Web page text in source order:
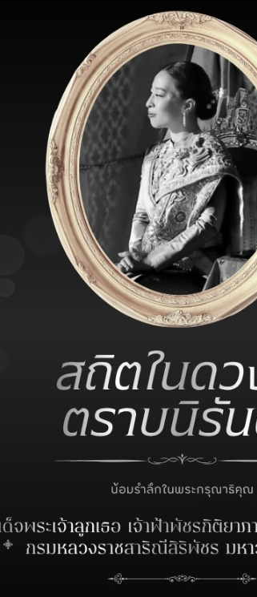
ใช้ชีวิตของผู้คนเปลี่ยนแปลงไปสู่วิถีชีวิตใหม่
หม่ ๆ เพิ่มเข้ามาในชีวิตประจำวัน กิจกรรมหนึ่ง
ากเราสังเกตจะพบว่ามีการเล่นกีฬาชนิดใหม่เ
ายกับการเล่นskate boardแต่อย่างไรก็ตา
รบาดเจ็บแบบใหม่ ๆ เกิดขึ้นได้ไปตามวิถีชีวิตแ
ความยืดหยุ่นของล้อ surf skate มีมากกว่า เพร
ใช้การเหวี่ยงตัวหรือสะโพก มีการเอียงของข้อ
ที่ใช้เท้าหนึ่งไถไปบนพื้นอีกเท้าทรงตัวอยู่
กรณ์ได้มากกว่า มีโอกาสที่จะเกิดอุบัติเหตุได้รุ
ที่เล่นมักจะเป็นมือสมัครเล่น
ไกการบาดเจ็บและอุปกรณ์ของ surf skate
กระทบพื้น ที่พบได้บ่อยในห้องตรวจโรคผู้ป่วย
หักที่เกิดกลไลจากการบิดหมุนดังภาพฉายรังสี